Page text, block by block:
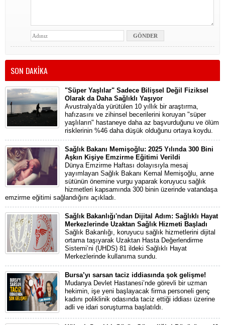
SON DAKİKA
"Süper Yaşlılar" Sadece Bilişsel Değil Fiziksel
Olarak da Daha Sağlıklı Yaşıyor
Avustralya'da yürütülen 10 yıllık bir araştırma,
hafızasını ve zihinsel becerilerini koruyan "süper
yaşlıların" hastaneye daha az başvurduğunu ve ölüm
risklerinin %46 daha düşük olduğunu ortaya koydu.
Sağlık Bakanı Memişoğlu: 2025 Yılında 300 Bini
Aşkın Kişiye Emzirme Eğitimi Verildi
Dünya Emzirme Haftası dolayısıyla mesaj
yayımlayan Sağlık Bakanı Kemal Memişoğlu, anne
sütünün önemine vurgu yaparak koruyucu sağlık
hizmetleri kapsamında 300 binin üzerinde vatandaşa
emzirme eğitimi sağlandığını açıkladı.
Sağlık Bakanlığı'ndan Dijital Adım: Sağlıklı Hayat
Merkezlerinde Uzaktan Sağlık Hizmeti Başladı
Sağlık Bakanlığı, koruyucu sağlık hizmetlerini dijital
ortama taşıyarak Uzaktan Hasta Değerlendirme
Sistemi’ni (UHDS) 81 ildeki Sağlıklı Hayat
Merkezlerinde kullanıma sundu.
Bursa’yı sarsan taciz iddiasında şok gelişme!
Mudanya Devlet Hastanesi’nde görevli bir uzman
hekimin, işe yeni başlayacak firma personeli genç
kadını poliklinik odasında taciz ettiği iddiası üzerine
adli ve idari soruşturma başlatıldı.